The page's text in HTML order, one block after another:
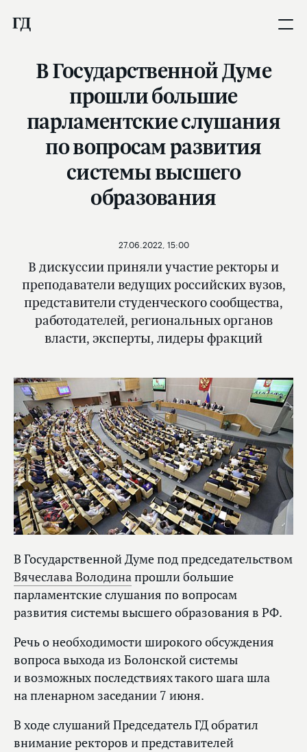
В Государственной Думе
прошли большие
парламентские слушания
по вопросам развития
системы высшего
образования
В дискуссии приняли участие ректоры и
преподаватели ведущих российских вузов,
представители студенческого сообщества,
работодателей, региональных органов
власти, эксперты, лидеры фракций
27.06.2022, 15:00
В Государственной Думе под председательством
Вячеслава Володинапрошли большие
парламентские слушания по вопросам
развития системы высшего образования в РФ.
Речь о необходимости широкого обсуждения
вопроса выхода из Болонской системы
и возможных последствиях такого шага шла
на пленарном заседании 7 июня.
В ходе слушаний Председатель ГД обратил
внимание ректоров и представителей